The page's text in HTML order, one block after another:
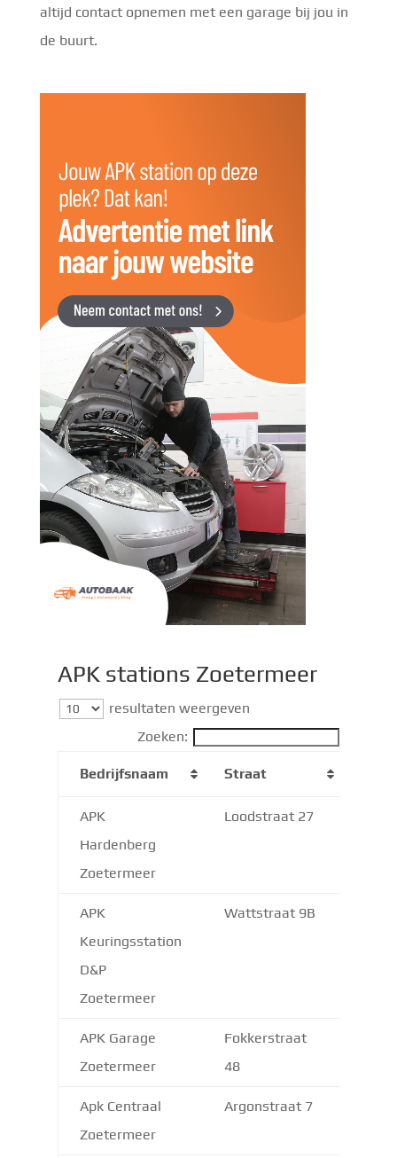
altijd contact opnemen met een garage bij jou in
de buurt.
APK stations Zoetermeer​
resultaten weergeven
Zoeken:
Bedrijfsnaam Straat
APK
Hardenberg
Zoetermeer
Loodstraat 27
APK
Keuringsstation
D&P
Zoetermeer
Wattstraat 9B
APK Garage
Zoetermeer
Fokkerstraat
48
Apk Centraal
Zoetermeer
Argonstraat 7